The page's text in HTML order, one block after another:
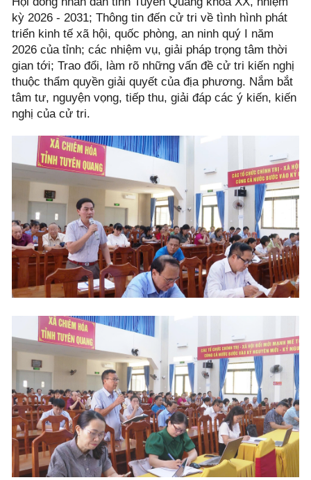
kỳ 2026 - 2031; Thông tin đến cử tri về tình hình phát
triển kinh tế xã hội, quốc phòng, an ninh quý I năm
2026 của tỉnh; các nhiệm vụ, giải pháp trọng tâm thời
gian tới; Trao đổi, làm rõ những vấn đề cử tri kiến nghị
thuộc thẩm quyền giải quyết của địa phương. Nắm bắt
tâm tư, nguyện vọng, tiếp thu, giải đáp các ý kiến, kiến
nghị của cử tri.